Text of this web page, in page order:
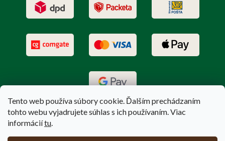
Tento web používa súbory cookie. Ďalším prechádzaním
tohto webu vyjadrujete súhlas s ich používaním. Viac
informáciítu.